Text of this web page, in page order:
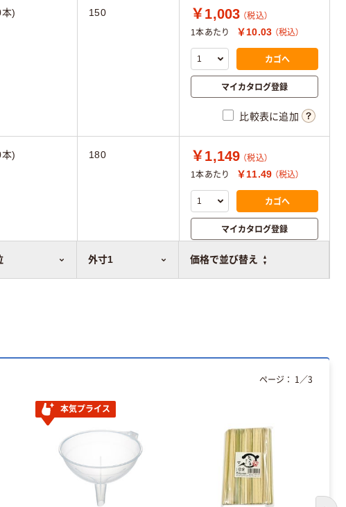
外寸1 価格で並び替え
) 150 ￥1,003 （税込）
1本あたり
￥10.03 （税込）
カゴへ
マイカタログ登録
比較表に追加
) 180 ￥1,149 （税込）
1本あたり
￥11.49 （税込）
カゴへ
マイカタログ登録
比較表に追加
本気プライス
ページ： 1 ／3